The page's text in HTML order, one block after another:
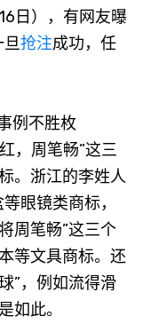
日），有网友曝
旦抢注成功，任
例不胜枚
，周笔畅”这三
。浙江的李姓人
眼镜类商标，
周笔畅”这三个
等文具商标。还
”，例如流得滑
如此。